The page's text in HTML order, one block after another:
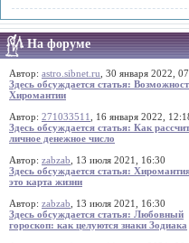
На форуме
Автор: astro.sibnet.ru , 30 января 2022,
Здесь обсуждается статья:
Хиромантии
Автор: 271033511
, 16 января 2022,
Здесь обсуждается статья: Как
личное денежное число
Автор: zabzab , 13 июля 2021, 16:30
Здесь обсуждается статья:
это карта жизни
Автор: zabzab , 13 июля 2021, 16:30
Здесь обсуждается статья: Любовный
гороскоп: как целуются знаки Зодиака